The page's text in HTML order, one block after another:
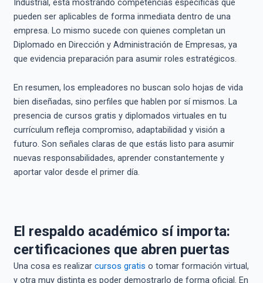
Industrial, está mostrando competencias específicas que
pueden ser aplicables de forma inmediata dentro de una
empresa. Lo mismo sucede con quienes completan un
Diplomado en Dirección y Administración de Empresas, ya
que evidencia preparación para asumir roles estratégicos.
En resumen, los empleadores no buscan solo hojas de vida
bien diseñadas, sino perfiles que hablen por sí mismos. La
presencia de cursos gratis y diplomados virtuales en tu
currículum refleja compromiso, adaptabilidad y visión a
futuro. Son señales claras de que estás listo para asumir
nuevas responsabilidades, aprender constantemente y
aportar valor desde el primer día.
El respaldo académico sí importa:
certificaciones que abren puertas
Una cosa es realizar cursos gratis o tomar formación virtual,
y otra muy distinta es poder demostrarlo de forma oficial. En